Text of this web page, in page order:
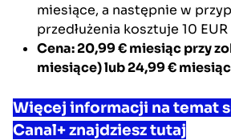
miesiące, a następnie w
przedłużenia kosztuje 10
Cena: 20,99 €miesiąc przy
miesiące) lub24,99 €
Więcej informacji na temat
Canal+ znajdziesz tutaj